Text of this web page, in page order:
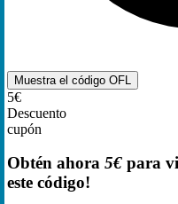
Muestra el código OFL
5€
Descuento
cupón
Obtén ahora 5€ para
este código!